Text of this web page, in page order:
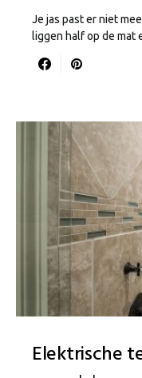
Je jas past er niet
liggen half op de mat
Elektrische